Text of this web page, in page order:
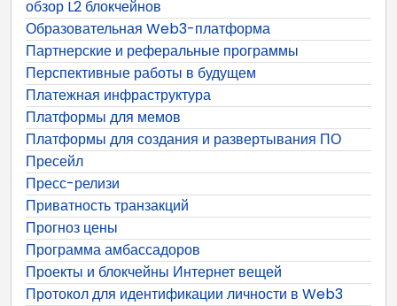
обзор L2 блокчейнов
Образовательная Web3-платформа
Партнерские и реферальные программы
Перспективные работы в будущем
Платежная инфраструктура
Платформы для мемов
Платформы для создания и развертывания ПО
Пресейл
Пресс-релизи
Приватность транзакций
Прогноз цены
Программа амбассадоров
Проекты и блокчейны Интернет вещей
Протокол для идентификации личности в Web3